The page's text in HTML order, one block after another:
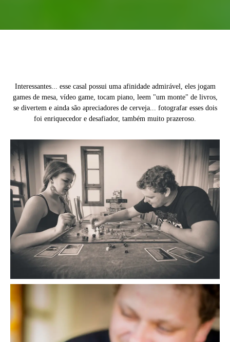
Interessantes... esse casal possui uma afinidade admirável, eles jogam
games de mesa, vídeo game, tocam piano, leem "um monte" de livros,
se divertem e ainda são apreciadores de cerveja... fotografar esses dois
foi enriquecedor e desafiador, também muito prazeroso.